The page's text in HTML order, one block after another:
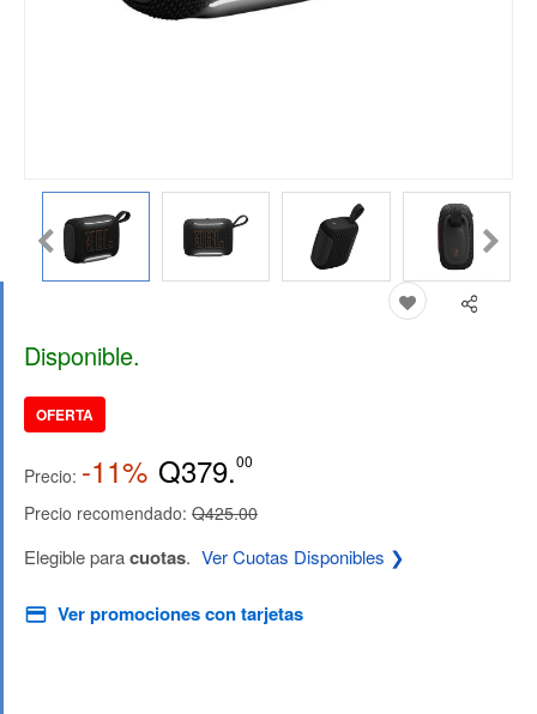
Disponible.
OFERTA
Precio: -11% Q379.00
Precio recomendado: Q425.00
Elegible paracuotas. Ver Cuotas Disponibles ❯
Ver promociones con tarjetas